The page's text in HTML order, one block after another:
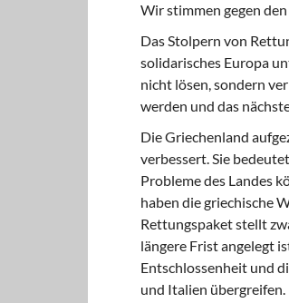
Wir stimmen gegen
Das Stolpern von
solidarisches Europa
nicht lösen, sondern
werden und das
Die Griechenland
verbessert. Sie
Probleme des Landes
haben die griechische
Rettungspaket stellt
längere Frist angelegt
Entschlossenheit und
und Italien übergreifen.